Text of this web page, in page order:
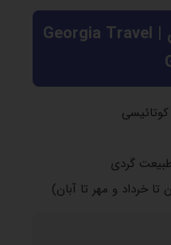
راهنمای سفر به گرجستان | Georgia Travel
گردی
تا خرداد و مهر تا آبان)